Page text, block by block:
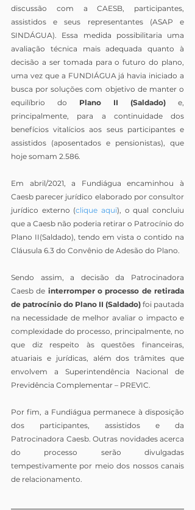
discussão com a CAESB, participantes,
assistidos e seus representantes (ASAP e
SINDÁGUA). Essa medida possibilitaria uma
avaliação técnica mais adequada quanto à
decisão a ser tomada para o futuro do plano,
uma vez que a FUNDIÁGUA já havia iniciado a
busca por soluções com objetivo de manter o
equilíbrio do Plano II (Saldado) e,
principalmente, para a continuidade dos
benefícios vitalícios aos seus participantes e
assistidos (aposentados e pensionistas), que
hoje somam 2.586.
Em abril/2021, a Fundiágua encaminhou à
Caesb parecer jurídico elaborado por consultor
jurídico externo (clique aqui), o qual concluiu
que a Caesb não poderia retirar o Patrocínio do
Plano II(Saldado), tendo em vista o contido na
Cláusula 6.3 do Convênio de Adesão do Plano.
Sendo assim, a decisão da Patrocinadora
Caesb de interromper o processo de retirada
de patrocínio do Plano II (Saldado) foi pautada
na necessidade de melhor avaliar o impacto e
complexidade do processo, principalmente, no
que diz respeito às questões financeiras,
atuariais e jurídicas, além dos trâmites que
envolvem a Superintendência Nacional de
Previdência Complementar – PREVIC.
Por fim, a Fundiágua permanece à disposição
dos participantes, assistidos e da
Patrocinadora Caesb. Outras novidades acerca
do processo serão divulgadas
tempestivamente por meio dos nossos canais
de relacionamento.